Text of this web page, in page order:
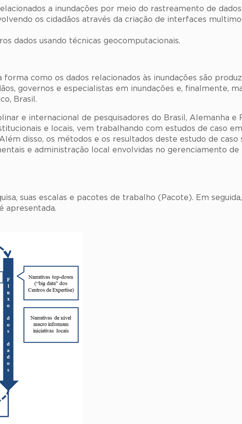
a inundações por meio do rastreamento de
os cidadãos através da criação de interfaces
dados usando técnicas geocomputacionais.
como os dados relacionados às inundações são
governos e especialistas em inundações e, finalmente,
Brasil.
e internacional de pesquisadores do Brasil, Alemanha e
e locais, vem trabalhando com estudos de caso
disso, os métodos e os resultados deste estudo de caso
e administração local envolvidas no gerenciamento de
suas escalas e pacotes de trabalho (Pacote). Em
apresentada.